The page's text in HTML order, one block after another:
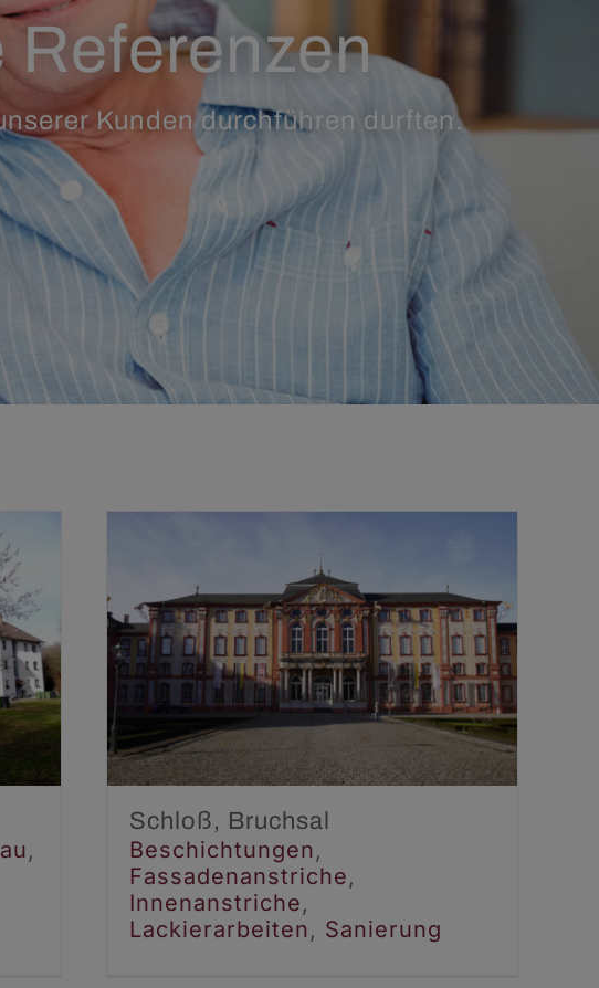
Referenzen
Kunden durchführen durften.
,
Schloß, Bruchsal
Beschichtungen
Fassadenanstriche
Innenanstriche
Lackierarbeiten Sanierung
Schloß, Bruchsal
Beschichtungen,
Fassadenanstriche,
Innenanstriche,
Lackierarbeiten, Sanierung